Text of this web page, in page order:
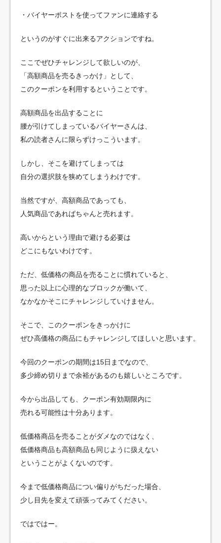
・バイヤーポストを使ってファンに連絡する
というのがすぐに出来るアクションですね。
ここでぜひチャレンジして欲しいのが、
「高額商品を売るきっかけ」として、
このクーポンを利用するということです。
高額商品を出品することに
腰が引けてしまっているバイヤーさんは、
私の読者さんに限らずけっこういます。
しかし、そこを避けてしまっては
自分の選択肢を狭めてしまうわけです。
当然ですが、高額商品であっても、
人気商品であればちゃんと売れます。
高いからという理由で避ける必要は
どこにもないわけです。
ただ、低価格の商品を売ることに慣れていると、
思った以上に心理的なブロックが働いて、
なかなかそこにチャレンジしていけません。
そこで、このクーポンをきっかけに
ぜひ高価格の商品にもチャレンジしてほしいと思います。
今回のクーポンの期間は15日までなので、
多少締め切りまで余裕があるのも嬉しいところです。
今から出品しても、クーポン有効期限内に
売れる可能性は十分あります。
低価格商品を売ることがダメなのではなく、
低価格商品も高額商品も同じように扱えない
ということがよくないのです。
今まで低価格商品につい偏りがちだった場合、
少し目先を変えて頑張ってみてください。
ではではー。